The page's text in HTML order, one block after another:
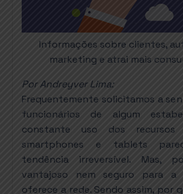
Informações sobre clientes,
marketing e atrai mais
Por Andreyver Lima:
Frequentemente solicitamos a
funcionários de algum
constante uso dos
smartphones e tablets
tendência irreversível. Mas,
vantajoso nem seguro para a
oferece a rede. Sendo assim, por